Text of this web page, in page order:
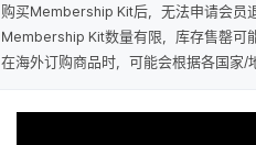
购买Membership Kit后，无法申请会员
Membership Kit数量有限，库存售罄可
在海外订购商品时，可能会根据各国家/